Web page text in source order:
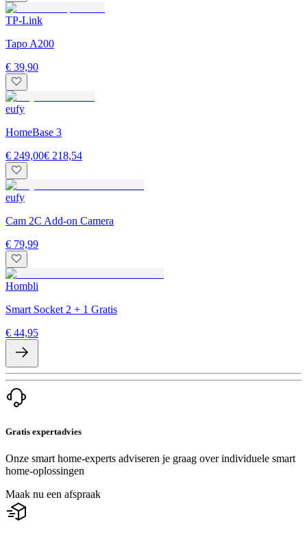
TP-Link
Tapo A200
€ 39,90
eufy
HomeBase 3
€ 249,00€ 218,54
eufy
Cam 2C Add-on Camera
€ 79,99
Hombli
Smart Socket 2 + 1 Gratis
€ 44,95
Gratis expertadvies
Onze smart home-experts adviseren je graag over individuele smart
home-oplossingen
Maak nu een afspraak